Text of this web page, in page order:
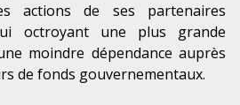
actions de ses partenaires
octroyant une plus grande
moindre dépendance auprès
de fonds gouvernementaux.